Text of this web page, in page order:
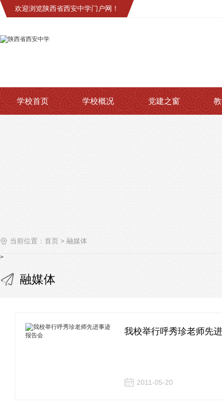
欢迎浏览陕西省西安中学门户网！
学校首页 学校概况 党建之窗
当前位置： 首页 > 融媒体
>
融媒体
我校举行呼秀珍老师先
2011-05-20